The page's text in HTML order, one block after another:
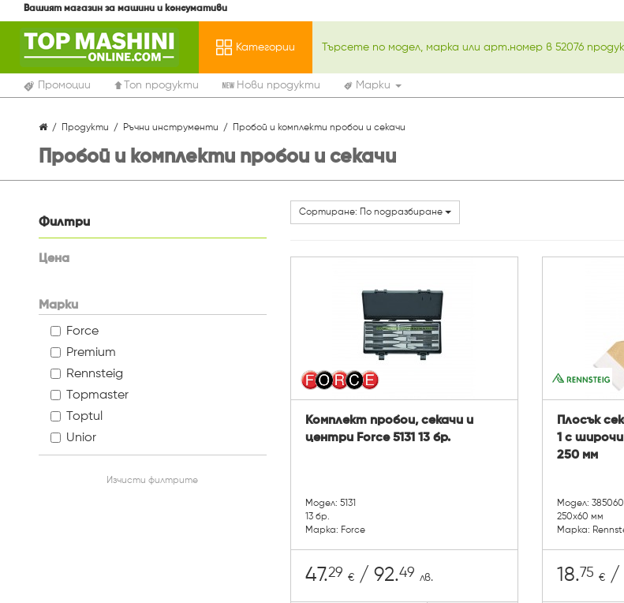
Вашият магазин за машини и консумативи
Категории
Промоции Топ продукти Нови продукти Марки
Продукти Ръчни инструменти Пробой и комплекти пробои и секачи
Пробой и комплекти пробои и секачи
Филтри
Цена
Марки
Force
Premium
Rennsteig
Topmaster
Toptul
Unior
Изчисти филтрите
Сортиране: По подразбиране
Комплект пробои, секачи и
центри Force 5131 13 бр.
Модел: 5131
13 бр.
Марка: Force
47.29 €/ 92.49 лв.
Плосък
1 с
250 мм
Модел:
250x60 мм
Марка:
18.75 €/